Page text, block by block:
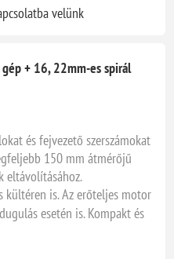
velünk
+ 16, 22mm-es spirál
és fejvezető szerszámokat
150 mm átmérőjű
eltávolításához.
kültéren is. Az erőteljes motor
esetén is. Kompakt és